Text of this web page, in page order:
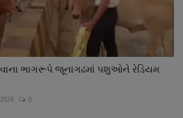
ભાગરૂપે જૂનાગઢમાં પશુઓને રેડિયમ
0